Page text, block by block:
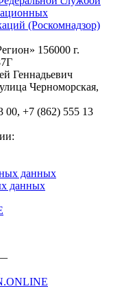
(Роскомнадзор)
156000 г.
Геннадьевич
Черноморская,
00, +7 (862) 555 13
данных
данных